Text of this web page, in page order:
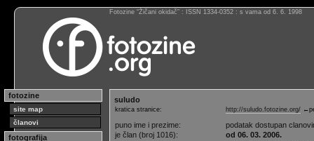
Fotozine “Žičani okidač” : ISSN 1334-0352 : s vama od 6. 6. 1998
fotozine
site map
članovi
fotografija
suludo
kratica stranice: http://suludo.fotozine.org/
puno ime i prezime:
podatak dostupan
je član (broj 1016):
od 06. 03. 2006.